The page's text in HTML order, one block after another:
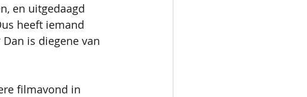
en uitgedaagd
heeft iemand
is diegene van
filmavond in